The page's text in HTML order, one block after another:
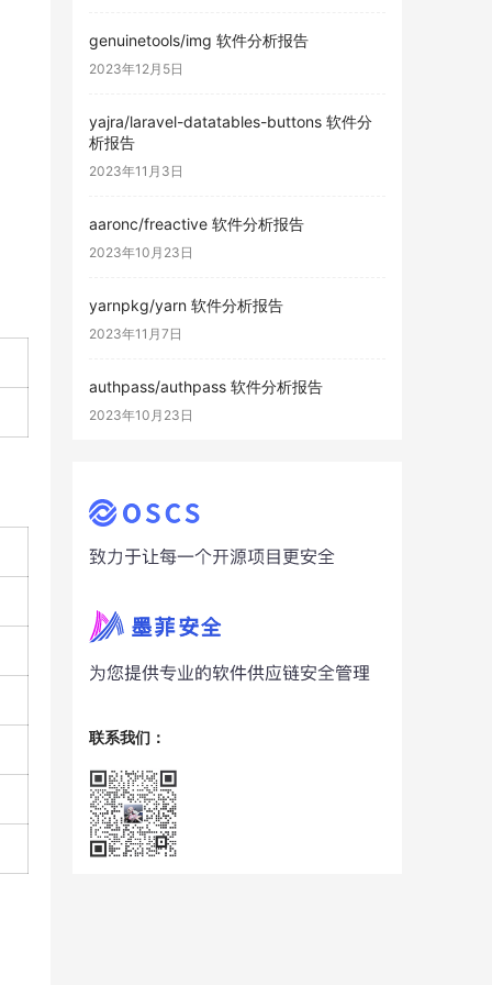
genuinetools/img 软件分析报告
2023年12月5日
yajra/laravel-datatables-buttons 软件分
析报告
2023年11月3日
aaronc/freactive 软件分析报告
2023年10月23日
yarnpkg/yarn 软件分析报告
2023年11月7日
authpass/authpass 软件分析报告
2023年10月23日
联系我们：